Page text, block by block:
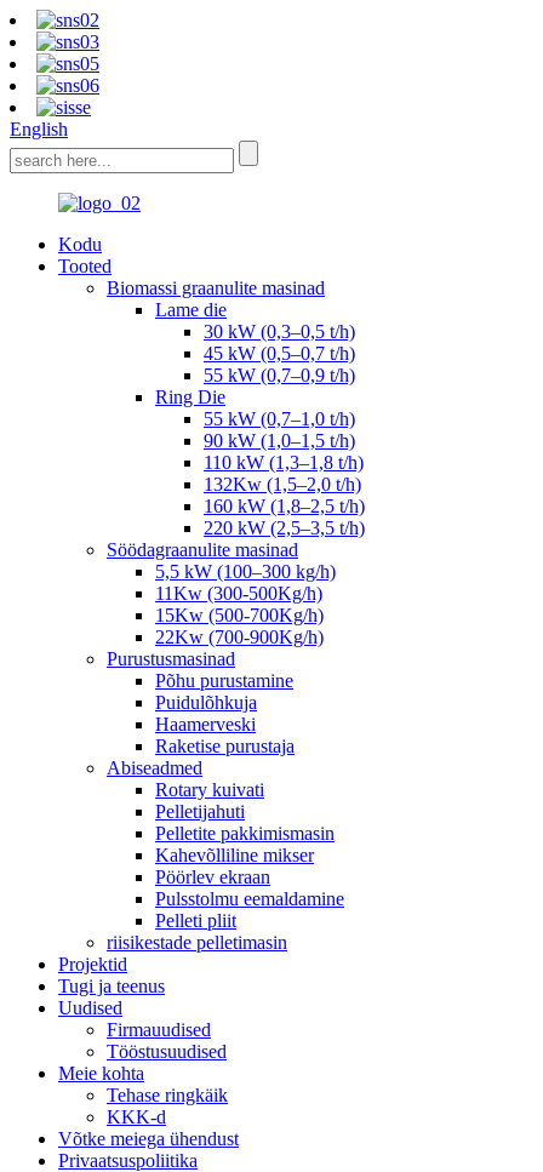
English
Kodu
Tooted
Biomassi graanulite masinad
Lame die
30 kW (0,3–0,5 t/h)
45 kW (0,5–0,7 t/h)
55 kW (0,7–0,9 t/h)
Ring Die
55 kW (0,7–1,0 t/h)
90 kW (1,0–1,5 t/h)
110 kW (1,3–1,8 t/h)
132Kw (1,5–2,0 t/h)
160 kW (1,8–2,5 t/h)
220 kW (2,5–3,5 t/h)
Söödagraanulite masinad
5,5 kW (100–300 kg/h)
11Kw (300-500Kg/h)
15Kw (500-700Kg/h)
22Kw (700-900Kg/h)
Purustusmasinad
Põhu purustamine
Puidulõhkuja
Haamerveski
Raketise purustaja
Abiseadmed
Rotary kuivati
Pelletijahuti
Pelletite pakkimismasin
Kahevõlliline mikser
Pöörlev ekraan
Pulsstolmu eemaldamine
Pelleti pliit
riisikestade pelletimasin
Projektid
Tugi ja teenus
Uudised
Firmauudised
Tööstusuudised
Meie kohta
Tehase ringkäik
KKK-d
Võtke meiega ühendust
Privaatsuspoliitika